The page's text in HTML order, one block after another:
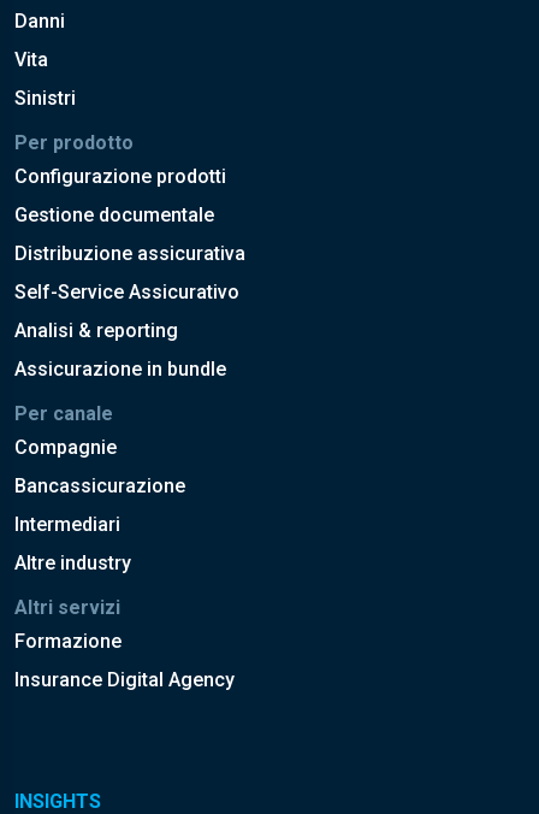
Danni
Vita
Sinistri
Per prodotto
Configurazione prodotti
Gestione documentale
Distribuzione assicurativa
Self-Service Assicurativo
Analisi & reporting
Assicurazione in bundle
Per canale
Compagnie
Bancassicurazione
Intermediari
Altre industry
Altri servizi
Formazione
Insurance Digital Agency
INSIGHTS